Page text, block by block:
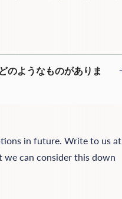
のようなものがありま
in future. Write to us at
can consider this down